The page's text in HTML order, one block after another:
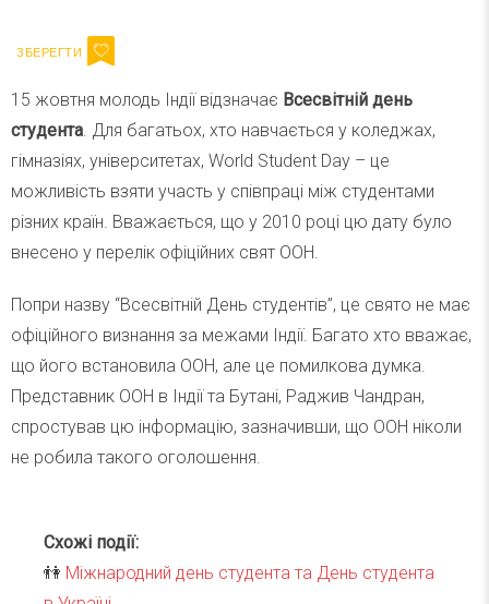
15 жовтня молодь Індії відзначає Всесвітній день
студента. Для багатьох, хто навчається у коледжах,
гімназіях, університетах, World Student Day – це
можливість взяти участь у співпраці між студентами
різних країн. Вважається, що у 2010 році цю дату було
внесено у перелік офіційних свят ООН.
Попри назву “Всесвітній День студентів”, це свято не має
офіційного визнання за межами Індії. Багато хто вважає,
що його встановила ООН, але це помилкова думка.
Представник ООН в Індії та Бутані, Раджив Чандран,
спростував цю інформацію, зазначивши, що ООН ніколи
не робила такого оголошення.
Схожі події:
👫 Міжнародний день студента та День студента